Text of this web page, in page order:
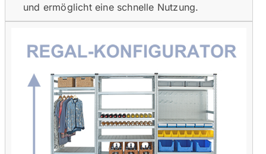
und ermöglicht eine schnelle Nutzung.